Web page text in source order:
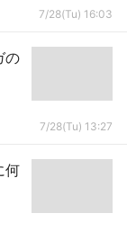
7/28(Tu) 16:03
の
7/28(Tu) 13:27
何